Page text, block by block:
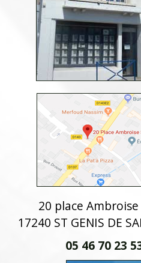
20 place
17240 ST GENIS DE
05 46 70 23